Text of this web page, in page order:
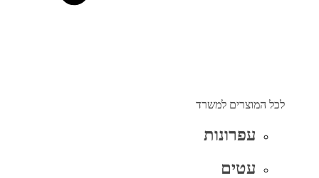
לכל המוצרים למשרד
עפרונות
עטים